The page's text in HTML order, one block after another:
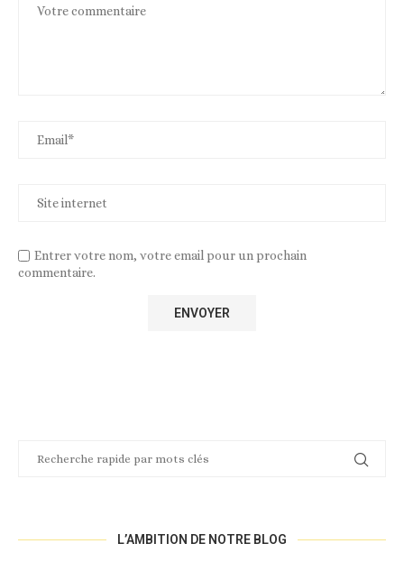
Entrer votre nom, votre email pour un prochain
commentaire.
L’AMBITION DE NOTRE BLOG